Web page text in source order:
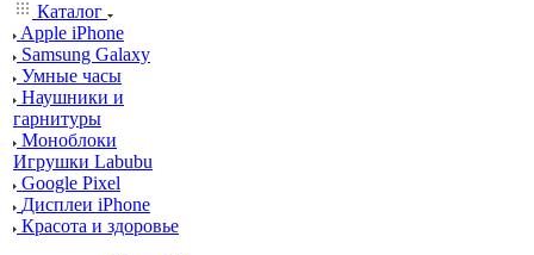
Каталог
Apple iPhone
Samsung Galaxy
Умные часы
Наушники и
гарнитуры
Моноблоки
Игрушки Labubu
Google Pixel
Дисплеи iPhone
Красота и здоровье